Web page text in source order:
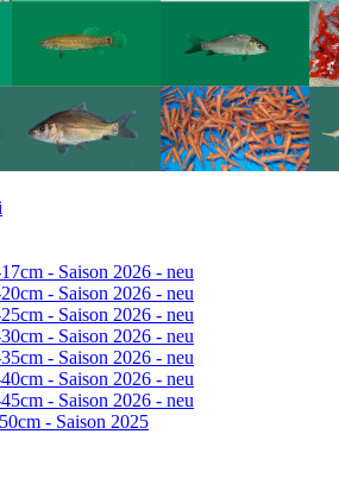
- Saison 2026 - neu
- Saison 2026 - neu
- Saison 2026 - neu
- Saison 2026 - neu
- Saison 2026 - neu
- Saison 2026 - neu
- Saison 2026 - neu
- Saison 2025